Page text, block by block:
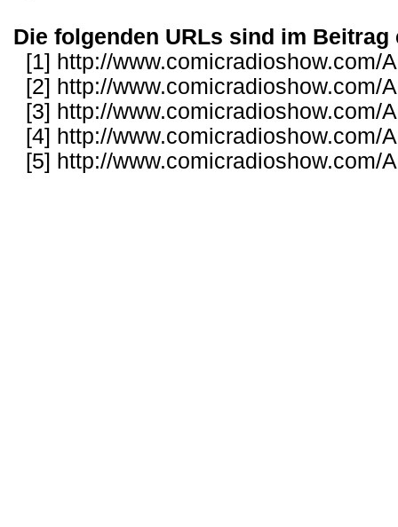
Die folgenden URLs sind im Beitrag
[1] http://www.comicradioshow.com/
[2] http://www.comicradioshow.com/
[3] http://www.comicradioshow.com/
[4] http://www.comicradioshow.com/
[5] http://www.comicradioshow.com/